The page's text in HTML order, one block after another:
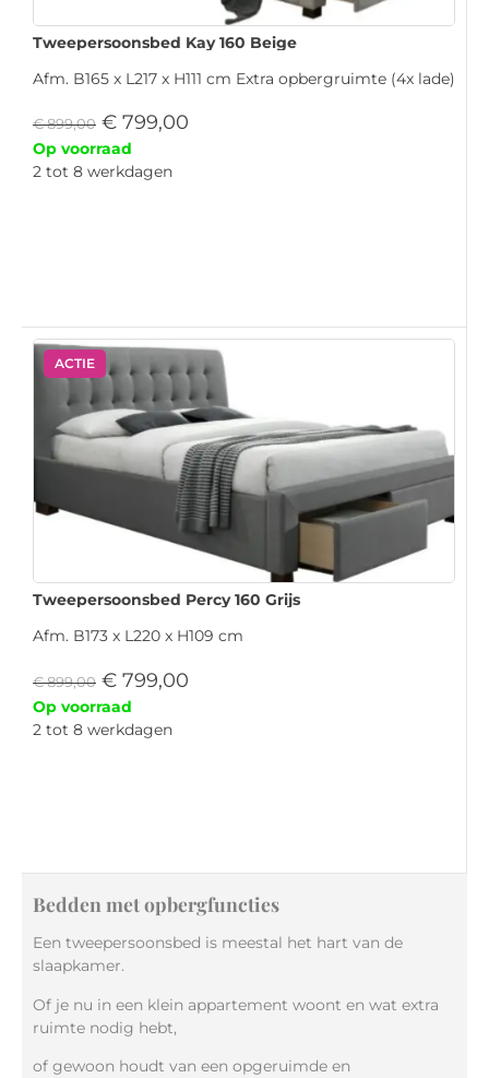
Tweepersoonsbed Kay 160 Beige
Afm. B165 x L217 x H111 cm Extra opbergruimte (4x lade)
€899,00 € 799,00
Op voorraad
2 tot 8 werkdagen
ACTIE
Tweepersoonsbed Percy 160 Grijs
Afm. B173 x L220 x H109 cm
€899,00 € 799,00
Op voorraad
2 tot 8 werkdagen
Bedden met opbergfuncties
Een tweepersoonsbed is meestal het hart van de
slaapkamer.
Of je nu in een klein appartement woont en wat extra
ruimte nodig hebt,
of gewoon houdt van een opgeruimde en